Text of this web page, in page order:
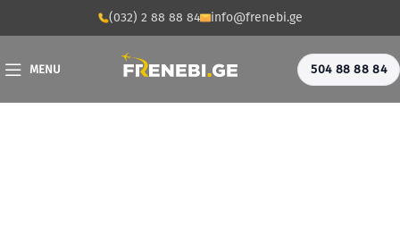
(032) 2 88 88 84 info@frenebi.ge
MENU 504 88 88 84